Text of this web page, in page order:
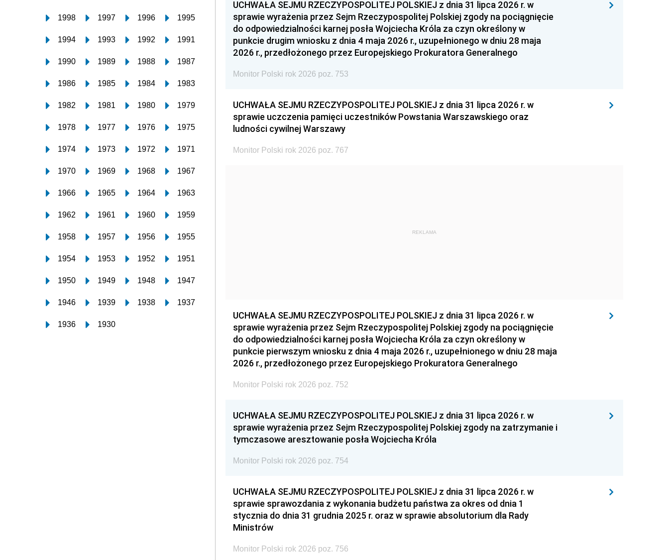
1998 1997 1996 1995
1994 1993 1992 1991
1990 1989 1988 1987
1986 1985 1984 1983
1982 1981 1980 1979
1978 1977 1976 1975
1974 1973 1972 1971
1970 1969 1968 1967
1966 1965 1964 1963
1962 1961 1960 1959
1958 1957 1956 1955
1954 1953 1952 1951
1950 1949 1948 1947
1946 1939 1938 1937
1936 1930
UCHWAŁA SEJMU RZECZYPOSPOLITEJ POLSKIEJ z dnia 31 lipca 2026 r. w
sprawie wyrażenia przez Sejm Rzeczypospolitej Polskiej zgody na pociągnięcie
do odpowiedzialności karnej posła Wojciecha Króla za czyn określony w
punkcie drugim wniosku z dnia 4 maja 2026 r., uzupełnionego w dniu 28 maja
2026 r., przedłożonego przez Europejskiego Prokuratora Generalnego
Monitor Polski rok 2026 poz. 753
UCHWAŁA SEJMU RZECZYPOSPOLITEJ POLSKIEJ z dnia 31 lipca 2026 r. w
sprawie uczczenia pamięci uczestników Powstania Warszawskiego oraz
ludności cywilnej Warszawy
Monitor Polski rok 2026 poz. 767
REKLAMA
UCHWAŁA SEJMU RZECZYPOSPOLITEJ POLSKIEJ z dnia 31 lipca 2026 r. w
sprawie wyrażenia przez Sejm Rzeczypospolitej Polskiej zgody na pociągnięcie
do odpowiedzialności karnej posła Wojciecha Króla za czyn określony w
punkcie pierwszym wniosku z dnia 4 maja 2026 r., uzupełnionego w dniu 28 maja
2026 r., przedłożonego przez Europejskiego Prokuratora Generalnego
Monitor Polski rok 2026 poz. 752
UCHWAŁA SEJMU RZECZYPOSPOLITEJ POLSKIEJ z dnia 31 lipca 2026 r. w
sprawie wyrażenia przez Sejm Rzeczypospolitej Polskiej zgody na zatrzymanie i
tymczasowe aresztowanie posła Wojciecha Króla
Monitor Polski rok 2026 poz. 754
UCHWAŁA SEJMU RZECZYPOSPOLITEJ POLSKIEJ z dnia 31 lipca 2026 r. w
sprawie sprawozdania z wykonania budżetu państwa za okres od dnia 1
stycznia do dnia 31 grudnia 2025 r. oraz w sprawie absolutorium dla Rady
Ministrów
Monitor Polski rok 2026 poz. 756